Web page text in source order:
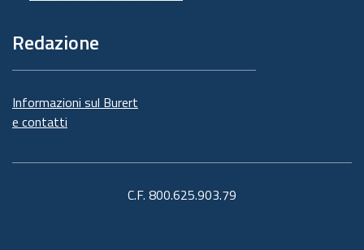
Redazione
Informazioni sul Burert
e contatti
C.F. 800.625.903.79